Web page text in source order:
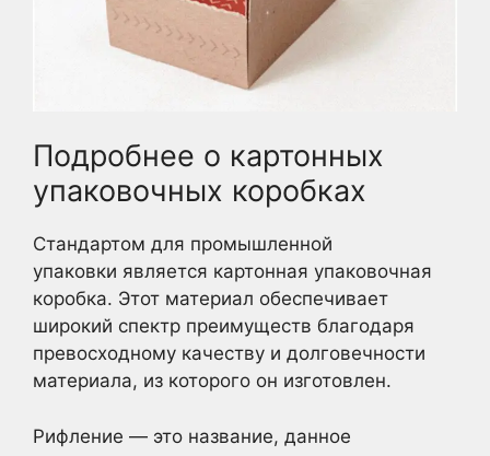
Подробнее о картонных
упаковочных коробках
Стандартом для промышленной
упаковки является картонная упаковочная
коробка. Этот материал обеспечивает
широкий спектр преимуществ благодаря
превосходному качеству и долговечности
материала, из которого он изготовлен.
Рифление — это название, данное